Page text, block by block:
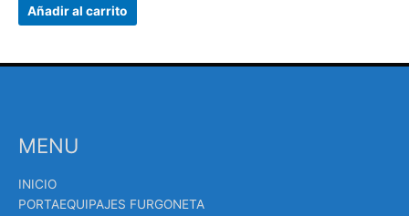
Añadir al carrito
MENU
INICIO
PORTAEQUIPAJES FURGONETA